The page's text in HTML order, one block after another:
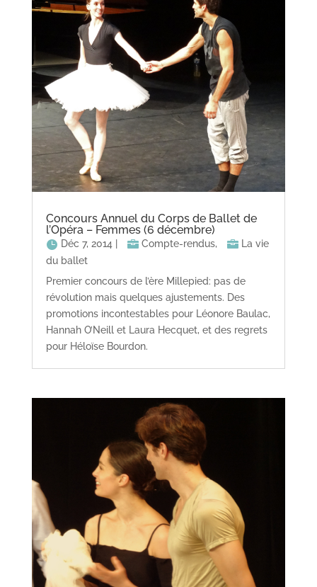
Concours Annuel du Corps de Ballet de
l’Opéra – Femmes (6 décembre)
Déc 7, 2014 Compte-rendus,
La vie
du ballet
Premier concours de l’ère Millepied: pas de
révolution mais quelques ajustements. Des
promotions incontestables pour Léonore Baulac,
Hannah O’Neill et Laura Hecquet, et des regrets
pour Héloïse Bourdon.